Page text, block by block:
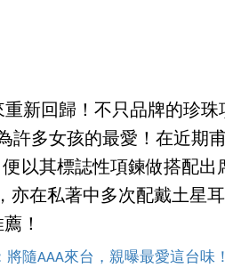
新回歸！不只品牌的珍珠
許多女孩的最愛！在近期
便以其標誌性項鍊做搭配出
亦在私著中多次配戴土星
！
將隨AAA來台，親曝最愛這台味！